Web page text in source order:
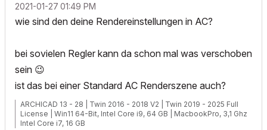
‎2021-01-27 01:49 PM
wie sind den deine Rendereinstellungen in AC?
bei sovielen Regler kann da schon mal was verschoben
sein 😉
ist das bei einer Standard AC Renderszene auch?
ARCHICAD 13 - 28 | Twin 2016 - 2018 V2 | Twin 2019 - 2025 Full
License | Win11 64-Bit, Intel Core i9, 64 GB | MacbookPro, 3,1 Ghz
Intel Core i7, 16 GB